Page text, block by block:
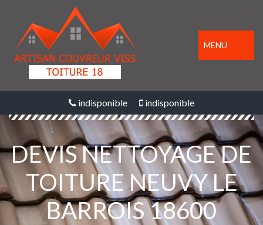
MENU
indisponible indisponible
DEVIS NETTOYAGE DE
TOITURE NEUVY LE
BARROIS 18600